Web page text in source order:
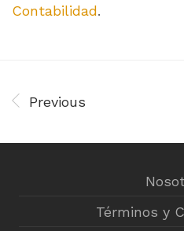
Contabilidad.
Previous
Términos y